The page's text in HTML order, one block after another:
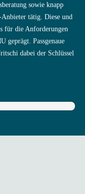
sowie knapp
tätig. Diese und
für die Anforderungen
geprägt. Passgenaue
dabei der Schlüssel